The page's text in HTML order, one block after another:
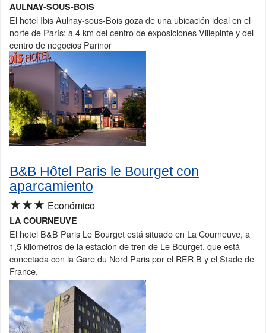
AULNAY-SOUS-BOIS
El hotel Ibis Aulnay-sous-Bois goza de una ubicación ideal en el
norte de París: a 4 km del centro de exposiciones Villepinte y del
centro de negocios Parinor
B&B Hôtel Paris le Bourget con
aparcamiento
★★★ Económico
LA COURNEUVE
El hotel B&B Paris Le Bourget está situado en La Courneuve, a
1,5 kilómetros de la estación de tren de Le Bourget, que está
conectada con la Gare du Nord Paris por el RER B y el Stade de
France.